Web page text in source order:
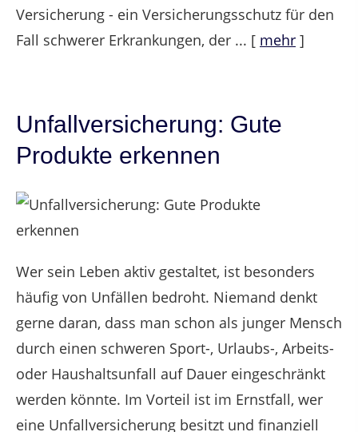
Versicherung - ein Versicherungsschutz für den
Fall schwerer Erkrankungen, der ... [ mehr ]
Unfallversicherung: Gute
Produkte erkennen
Wer sein Leben aktiv gestaltet, ist besonders
häufig von Unfällen bedroht. Niemand denkt
gerne daran, dass man schon als junger Mensch
durch einen schweren Sport-, Urlaubs-, Arbeits-
oder Haushaltsunfall auf Dauer eingeschränkt
werden könnte. Im Vorteil ist im Ernstfall, wer
eine Unfallversicherung besitzt und finanziell